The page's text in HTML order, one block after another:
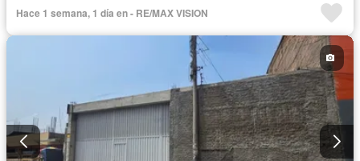
Hace 1 semana, 1 día en - RE/MAX VISION